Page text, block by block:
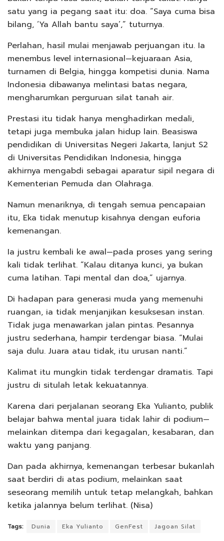
satu yang ia pegang saat itu: doa. “Saya cuma bisa
bilang, ‘Ya Allah bantu saya’,” tuturnya.
Perlahan, hasil mulai menjawab perjuangan itu. Ia
menembus level internasional—kejuaraan Asia,
turnamen di Belgia, hingga kompetisi dunia. Nama
Indonesia dibawanya melintasi batas negara,
mengharumkan perguruan silat tanah air.
Prestasi itu tidak hanya menghadirkan medali,
tetapi juga membuka jalan hidup lain. Beasiswa
pendidikan di Universitas Negeri Jakarta, lanjut S2
di Universitas Pendidikan Indonesia, hingga
akhirnya mengabdi sebagai aparatur sipil negara di
Kementerian Pemuda dan Olahraga.
Namun menariknya, di tengah semua pencapaian
itu, Eka tidak menutup kisahnya dengan euforia
kemenangan.
Ia justru kembali ke awal—pada proses yang sering
kali tidak terlihat. “Kalau ditanya kunci, ya bukan
cuma latihan. Tapi mental dan doa,” ujarnya.
Di hadapan para generasi muda yang memenuhi
ruangan, ia tidak menjanjikan kesuksesan instan.
Tidak juga menawarkan jalan pintas. Pesannya
justru sederhana, hampir terdengar biasa. “Mulai
saja dulu. Juara atau tidak, itu urusan nanti.”
Kalimat itu mungkin tidak terdengar dramatis. Tapi
justru di situlah letak kekuatannya.
Karena dari perjalanan seorang Eka Yulianto, publik
belajar bahwa mental juara tidak lahir di podium—
melainkan ditempa dari kegagalan, kesabaran, dan
waktu yang panjang.
Dan pada akhirnya, kemenangan terbesar bukanlah
saat berdiri di atas podium, melainkan saat
seseorang memilih untuk tetap melangkah, bahkan
ketika jalannya belum terlihat. (Nisa)
Tags: Dunia Eka Yulianto GenFest Jagoan Silat